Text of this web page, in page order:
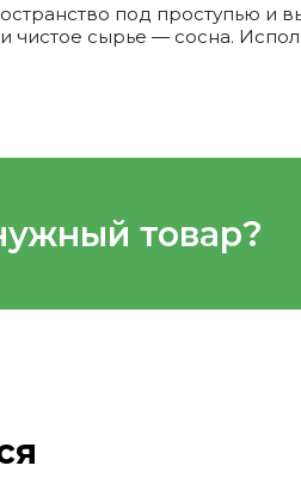
под проступью и
чистое сырье ― сосна.
товар?